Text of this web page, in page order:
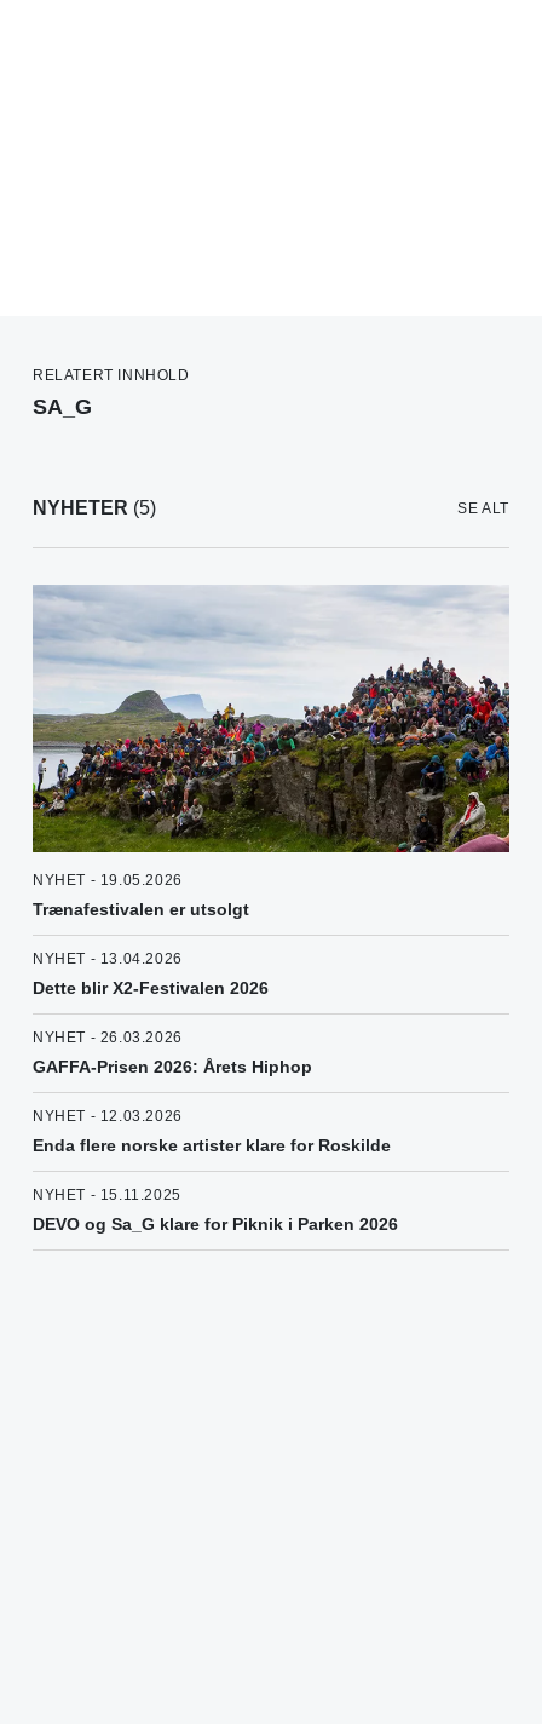
RELATERT INNHOLD
SA_G
NYHETER (5) SE ALT
NYHET - 19.05.2026
Trænafestivalen er utsolgt
NYHET - 13.04.2026
Dette blir X2-Festivalen 2026
NYHET - 26.03.2026
GAFFA-Prisen 2026: Årets Hiphop
NYHET - 12.03.2026
Enda flere norske artister klare for Roskilde
NYHET - 15.11.2025
DEVO og Sa_G klare for Piknik i Parken 2026